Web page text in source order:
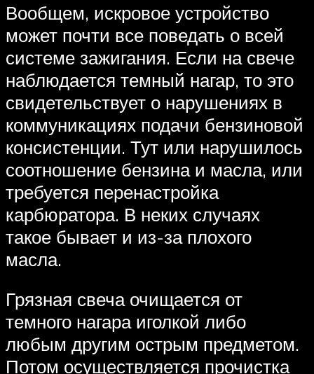
Вообщем, искровое устройство
может почти все поведать о всей
системе зажигания. Если на свече
наблюдается темный нагар, то это
свидетельствует о нарушениях в
коммуникациях подачи бензиновой
консистенции. Тут или нарушилось
соотношение бензина и масла, или
требуется перенастройка
карбюратора. В неких случаях
такое бывает и из-за плохого
масла.
Грязная свеча очищается от
темного нагара иголкой либо
любым другим острым предметом.
Потом осуществляется прочистка